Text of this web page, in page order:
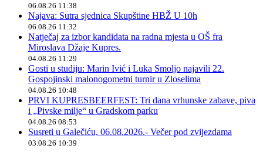
06.08.26 11:38
Najava: Sutra sjednica Skupštine HBŽ U 10h
06.08.26 11:32
Natječaj za izbor kandidata na radna mjesta u OŠ fra
Miroslava Džaje Kupres.
04.08.26 11:29
Gosti u studiju: Marin Ivić i Luka Smoljo najavili 22.
Gospojinski malonogometni turnir u Zloselima
04.08.26 10:48
PRVI KUPRESBEERFEST: Tri dana vrhunske zabave, piva
i „Pivske milje“ u Gradskom parku
04.08.26 08:53
Susreti u Galečiću, 06.08.2026.- Večer pod zvijezdama
03.08.26 10:39